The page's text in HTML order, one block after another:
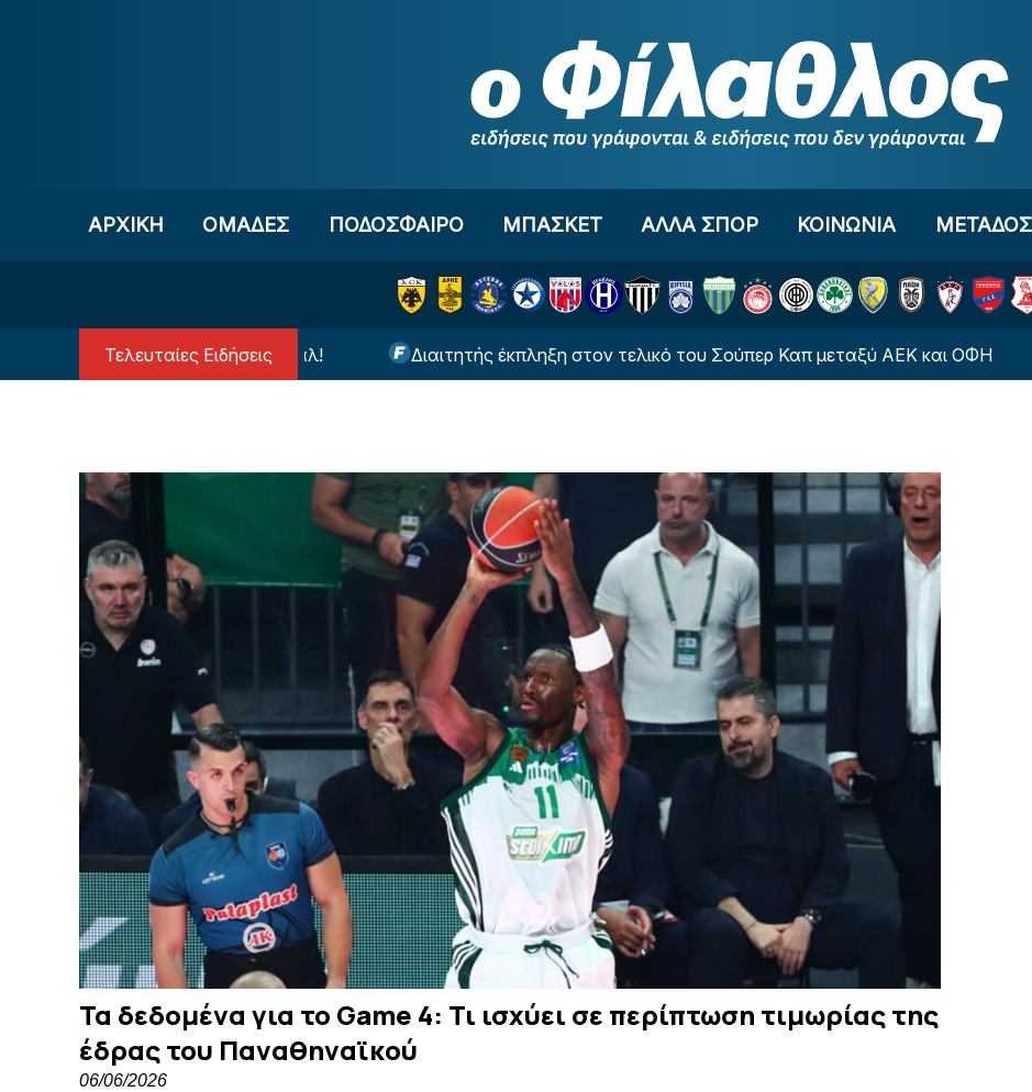
ΑΡΧΙΚΗ OΜΑΔΕΣ ΠΟΔΟΣΦΑΙΡΟ ΜΠΑΣΚΕΤ ΑΛΛΑ ΣΠΟΡ ΚΟΙΝΩΝΙΑ
Τελευταίες Ειδήσεις
με τον Βινίσιους στη Ρεάλ! Διαιτητής έκπληξη στον τελικό του Σούπερ Καπ μεταξύ ΑΕΚ και ΟΦΗ Τι
Τα δεδομένα για το Game 4: Τι ισχύει σε περίπτωση τιμωρίας της
έδρας του Παναθηναϊκού
06/06/2026